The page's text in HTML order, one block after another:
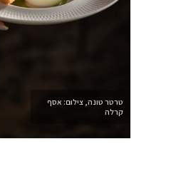
טרטר טונה, צילום: אסף
קרלה